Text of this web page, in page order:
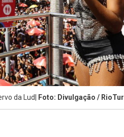
da Lud| Foto: Divulgação / RioTur